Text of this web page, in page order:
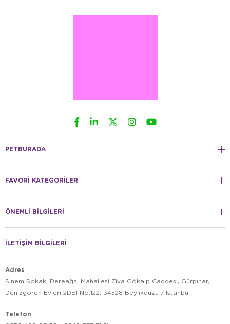
PETBURADA
FAVORİ KATEGORİLER
ÖNEMLİ BİLGİLERİ
İLETİŞİM BİLGİLERİ
Adres
Sinem Sokak, Dereağzı Mahallesi Ziya Gökalp Caddesi, Gürpınar,
Denizgören Evleri 2DE1 No:122, 34528 Beylikdüzü / İstanbul
Telefon